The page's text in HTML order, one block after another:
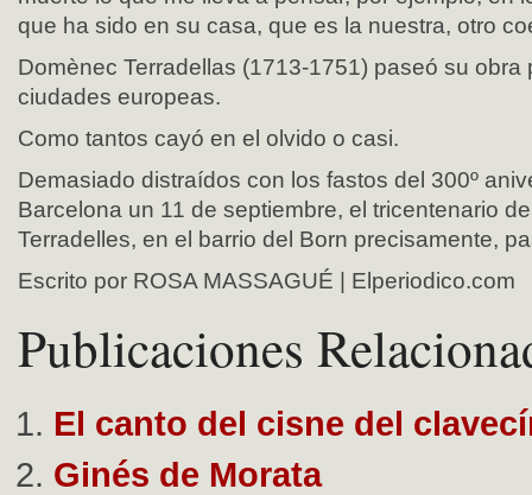
que ha sido en su casa, que es la nuestra, otro
Domènec Terradellas (1713-1751) paseó su obra
ciudades europeas.
Como tantos cayó en el olvido o casi.
Demasiado distraídos con los fastos del 300º
Barcelona un 11 de septiembre, el tricentenario
Terradelles, en el barrio del Born precisamente,
Escrito por ROSA MASSAGUÉ | Elperiodico.com
Publicaciones
El canto del cisne del
Ginés de Morata